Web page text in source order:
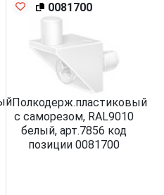
0081700
Полкодерж.пластиковый
с саморезом, RAL9010
белый, арт.7856 код
позиции 0081700